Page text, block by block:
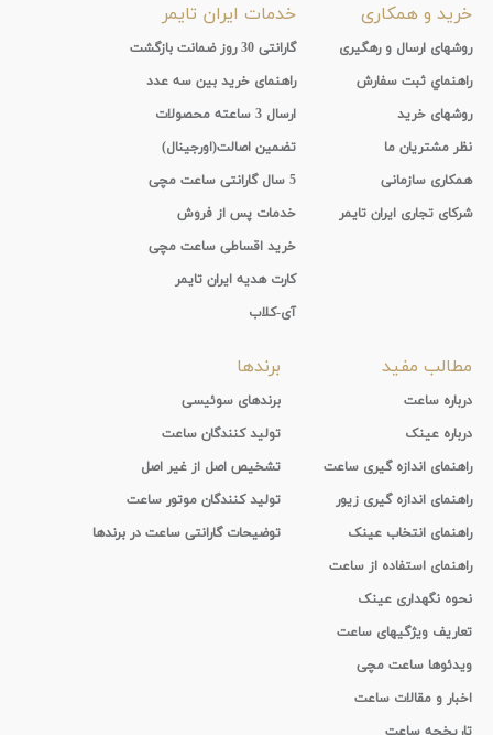
خرید و همکاری
روشهای ارسال و رهگیری
راهنماي ثبت سفارش
روشهای خرید
نظر مشتریان ما
همکاری سازمانی
شرکای تجاری ایران تایمر
خدمات ایران تایمر
گارانتی 30 روز ضمانت بازگشت
راهنمای خرید بین سه عدد
ارسال 3 ساعته محصولات
تضمین اصالت(اورجینال)
5 سال گارانتی ساعت مچی
خدمات پس از فروش
خرید اقساطی ساعت مچی
کارت هدیه ایران تایمر
آی-کلاب
مطالب مفید
درباره ساعت
درباره عینک
راهنمای اندازه گیری ساعت
راهنمای اندازه گیری زیور
راهنمای انتخاب عینک
راهنمای استفاده از ساعت
نحوه نگهداری عینک
تعاریف ویژگیهای ساعت
ویدئوها ساعت مچی
اخبار و مقالات ساعت
برندها
برندهای سوئیسی
تولید کنندگان ساعت
تشخیص اصل از غیر اصل
تولید کنندگان موتور ساعت
توضیحات گارانتی ساعت در برندها